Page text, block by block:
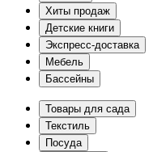
Хиты продаж
Детские книги
Экспресс-доставка
Мебель
Бассейны
Товары для сада
Текстиль
Посуда